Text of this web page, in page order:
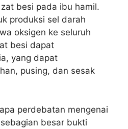
besi pada ibu hamil.
produksi sel darah
oksigen ke seluruh
besi dapat
yang dapat
pusing, dan sesak
perdebatan mengenai
besar bukti